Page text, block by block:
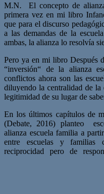
M.N. El concepto de
primera vez en mi libro
que para el discurso
a las demandas de la
ambas, la alianza lo resolvía
Pero ya en mi libro Después
“inversión“ de la alianza
conflictos ahora son las
diluyendo la centralidad de la
legitimidad de su lugar de
En los últimos capítulos de
(Debate, 2016) planteo
alianza escuela familia a
entre escuelas y familias
reciprocidad pero de